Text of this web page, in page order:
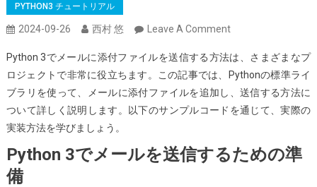
PYTHON3 チュートリアル
2024-09-26 西村 悠 Leave A CommentOn
3
で
メ
ー
添
Python 3でメールに添付ファイルを送信する方法は、さまざまなプ
ロジェクトで非常に役立ちます。この記事では、Pythonの標準ライ
ブラリを使って、メールに添付ファイルを追加し、送信する方法に
ついて詳しく説明します。以下のサンプルコードを通じて、実際の
実装方法を学びましょう。
Python 3でメールを送信するための準
備